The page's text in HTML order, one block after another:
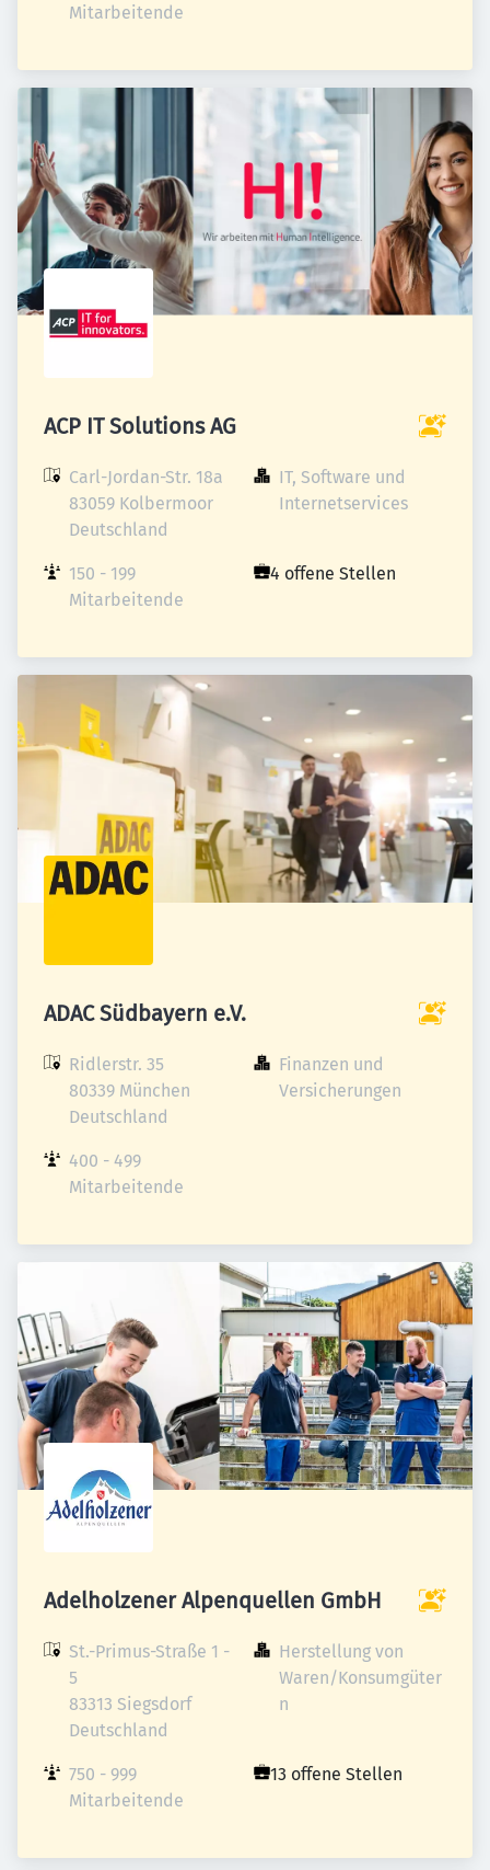
Mitarbeitende
ACP IT Solutions AG
Carl-Jordan-Str. 18a
83059 Kolbermoor
Deutschland
IT, Software und
Internetservices
150 - 199
Mitarbeitende
4 offene Stellen
ADAC Südbayern e.V.
Ridlerstr. 35
80339 München
Deutschland
Finanzen und
Versicherungen
400 - 499
Mitarbeitende
Adelholzener Alpenquellen GmbH
St.-Primus-Straße 1 -
5
83313 Siegsdorf
Deutschland
Herstellung von
Waren/Konsumgüter
n
750 - 999
Mitarbeitende
13 offene Stellen